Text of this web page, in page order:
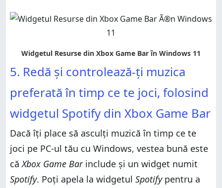
5. Redă și controlează-ți muzica
preferată în timp ce te joci, folosind
widgetul Spotify din Xbox Game Bar
Dacă îți place să asculți muzică în timp ce te
joci pe PC-ul tău cu Windows, vestea bună este
căXbox Game Barinclude și un widget numit
Spotify. Poți apela la widgetul Spotifypentru a